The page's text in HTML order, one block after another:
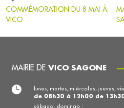
COMMÉMORATION DU 8 MAI À
VICO
MAIRIE DE VICO SAGONE
lunes, martes, miércoles, jueves,
de 08h30 à 12h00 de
sábado, domingo :